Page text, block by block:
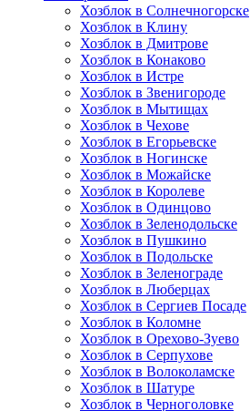
Хозблок в Солнечногорске
Хозблок в Клину
Хозблок в Дмитрове
Хозблок в Конаково
Хозблок в Истре
Хозблок в Звенигороде
Хозблок в Мытищах
Хозблок в Чехове
Хозблок в Егорьевске
Хозблок в Ногинске
Хозблок в Можайске
Хозблок в Королеве
Хозблок в Одинцово
Хозблок в Зеленодольске
Хозблок в Пушкино
Хозблок в Подольске
Хозблок в Зеленограде
Хозблок в Люберцах
Хозблок в Сергиев Посаде
Хозблок в Коломне
Хозблок в Орехово-Зуево
Хозблок в Серпухове
Хозблок в Волоколамске
Хозблок в Шатуре
Хозблок в Черноголовке